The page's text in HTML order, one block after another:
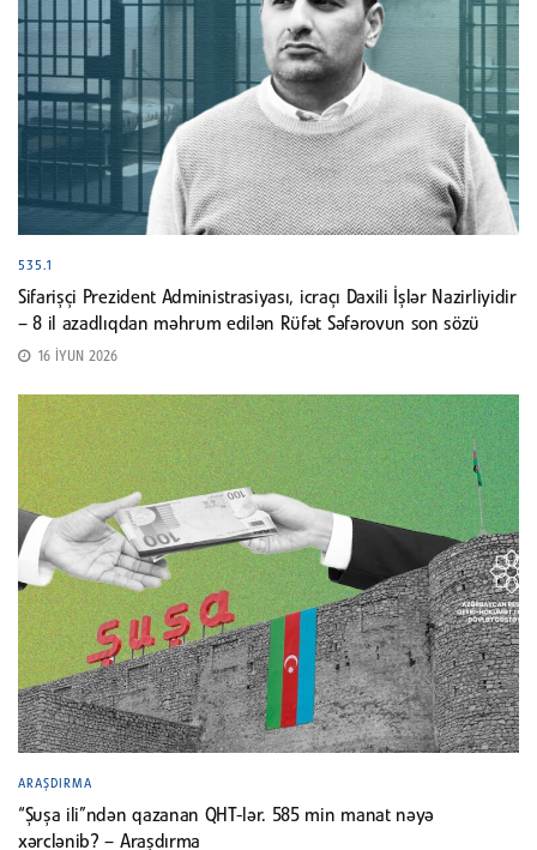
535.1
Sifarişçi Prezident Administrasiyası, icraçı Daxili İşlər Nazirliyidir
– 8 il azadlıqdan məhrum edilən Rüfət Səfərovun son sözü
16 İYUN 2026
ARAŞDIRMA
“Şuşa ili”ndən qazanan QHT-lər. 585 min manat nəyə
xərclənib? – Araşdırma